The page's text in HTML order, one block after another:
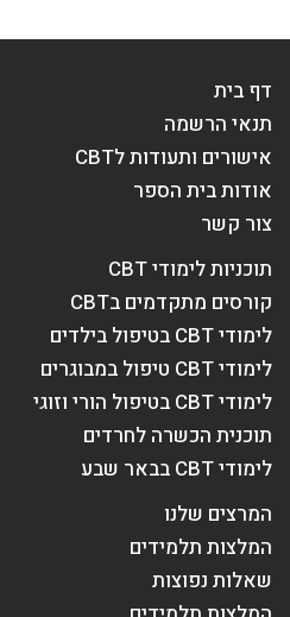
דף בית
תנאי הרשמה
אישורים ותעודות לCBT
אודות בית הספר
צור קשר
תוכניות לימודי CBT
קורסים מתקדמים בCBT
לימודי CBT בטיפול בילדים
לימודי CBT טיפול במבוגרים
לימודי CBT בטיפול הורי וזוגי
תוכנית הכשרה לחרדים
לימודי CBT בבאר שבע
המרצים שלנו
המלצות תלמידים
שאלות נפוצות